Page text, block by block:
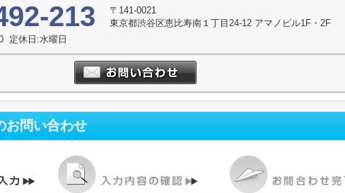
213
〒141-0021
東京都渋谷区恵比寿南１丁目24-12 アマノビル1F・2F
定休日:水曜日
お問い合わせ